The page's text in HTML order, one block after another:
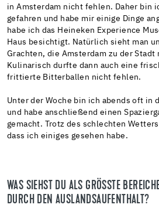
in Amsterdam nicht fehlen. Daher bin
gefahren und habe mir einige Dinge
habe ich das Heineken Experience
Haus besichtigt. Natürlich sieht man
Grachten, die Amsterdam zu der Stadt
Kulinarisch durfte dann auch eine
frittierte Bitterballen nicht fehlen.
Unter der Woche bin ich abends oft in
und habe anschließend einen
gemacht. Trotz des schlechten
dass ich einiges gesehen habe.
WAS SIEHST DU ALS GRÖSSTE
URCH DEN AUSLANDSAUFENTHALT?